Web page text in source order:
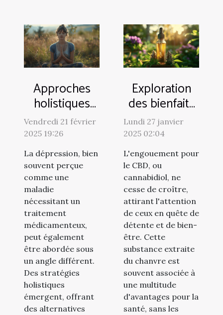
Approches
holistiques
pour traiter la
dépression
sans
médicaments
Vendredi 21 février
2025 19:26
La dépression, bien
souvent perçue
comme une
maladie
nécessitant un
traitement
médicamenteux,
peut également
être abordée sous
un angle différent.
Des stratégies
holistiques
émergent, offrant
des alternatives
Exploration
des bienfaits
du CBD pour
la relaxation
et le bien-être
Lundi 27 janvier
2025 02:04
L'engouement pour
le CBD, ou
cannabidiol, ne
cesse de croître,
attirant l'attention
de ceux en quête de
détente et de bien-
être. Cette
substance extraite
du chanvre est
souvent associée à
une multitude
d'avantages pour la
santé, sans les